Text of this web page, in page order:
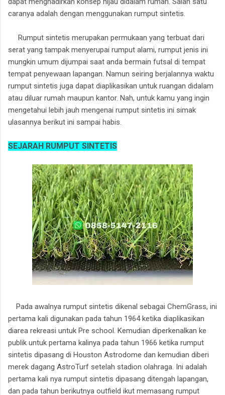
caranya adalah dengan menggunakan rumput sintetis.
Rumput sintetis merupakan permukaan yang terbuat dari
serat yang tampak menyerupai rumput alami, rumput jenis ini
mungkin umum dijumpai saat anda bermain futsal di tempat
tempat penyewaan lapangan. Namun seiring berjalannya waktu
rumput sintetis juga dapat diaplikasikan untuk ruangan didalam
atau diluar rumah maupun kantor. Nah, untuk kamu yang ingin
mengetahui lebih jauh mengenai rumput sintetis ini simak
ulasannya berikut ini sampai habis.
SEJARAH RUMPUT SINTETIS
Pada awalnya rumput sintetis dikenal sebagai ChemGrass, ini
pertama kali digunakan pada tahun 1964 ketika diaplikasikan
diarea rekreasi untuk Pre school. Kemudian diperkenalkan ke
publik untuk pertama kalinya pada tahun 1966 ketika rumput
sintetis dipasang di Houston Astrodome dan kemudian diberi
merek dagang AstroTurf setelah stadion olahraga. Ini adalah
pertama kali nya rumput sintetis dipasang ditengah lapangan,
dan pada tahun berikutnya outfield ikut memasang rumput